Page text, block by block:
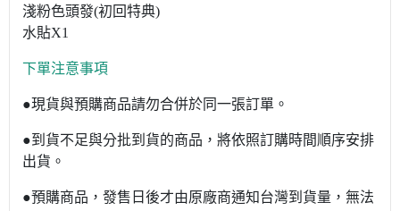
淺粉色頭發(初回特典)
水貼X1
下單注意事項
●現貨與預購商品請勿合併於同一張訂單。
●到貨不足與分批到貨的商品，將依照訂購時間順序安排
出貨。
●預購商品，發售日後才由原廠商通知台灣到貨量，無法